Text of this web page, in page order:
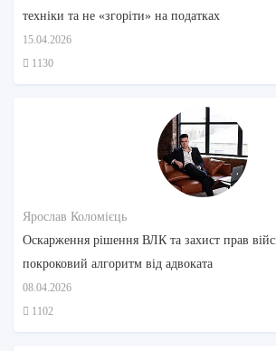
техніки та не «згоріти» на податках
15.04.2026
1130
Ярослав Коломієць
Оскарження рішення ВЛК та захист прав
покроковий алгоритм від адвоката
08.04.2026
1102